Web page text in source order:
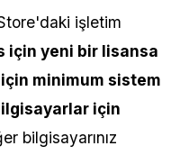
işletim
için yeni bir lisansa
minimum sistem
için
bilgisayarınız